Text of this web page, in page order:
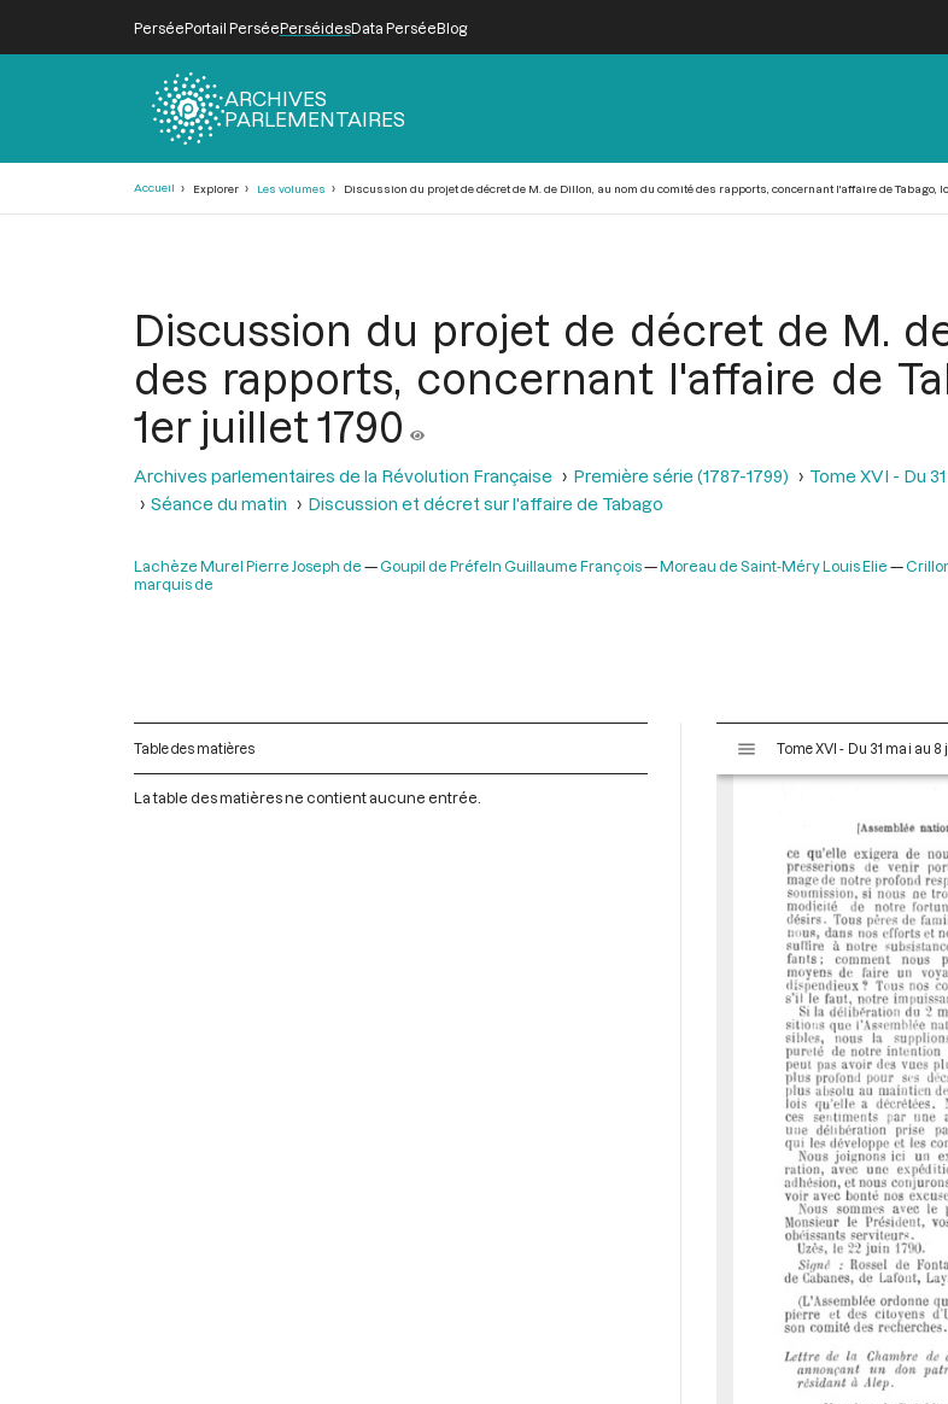
PerséePortail PerséePerséidesData PerséeBlog
ARCHIVES
PARLEMENTAIRES
Accueil Explorer Les volumes Discussion du projet de décret de M. de Dillon, au nom du comité des rapports, concernant l'affaire de Tabago,
Discussion du projet de décret de M.
des rapports, concernant l'affaire de
1er juillet 1790
Archives parlementaires de la Révolution Française Première série (1787-1799) Tome XVI - Du
Séance du matin
Discussion et décret sur l'affaire de Tabago
Lachèze Murel Pierre Joseph de Goupil de Préfeln Guillaume François Moreau de Saint-Méry Louis Elie
marquis de
Table des matières
La table des matières ne contient aucune entrée.
s
Tome XVI - Du 31 mai au 8